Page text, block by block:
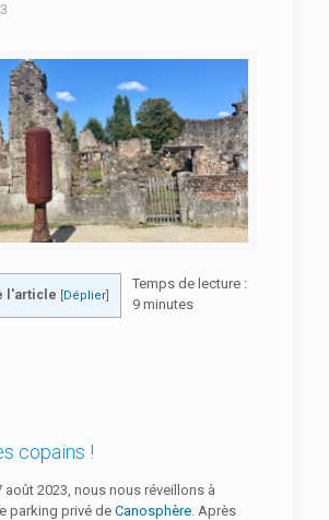
l'article Déplier]
Temps de lecture :
9 minutes
copains !
août 2023, nous nous réveillons à
parking privé deCanosphère. Après